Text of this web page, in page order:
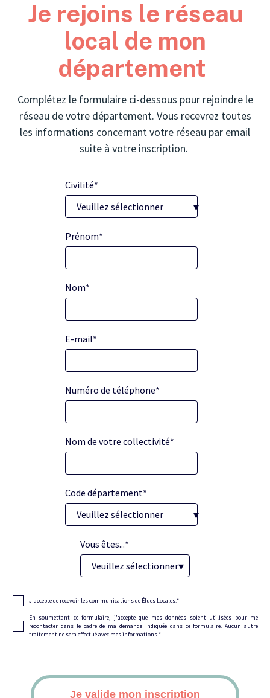
Je rejoins le réseau
local de mon
département
Complétez le formulaire ci-dessous pour rejoindre le
réseau de votre département. Vous recevrez toutes
les informations concernant votre réseau par email
suite à votre inscription.
Civilité*
Prénom*
Nom*
E-mail*
Numéro de téléphone*
Nom de votre collectivité*
Code département*
Vous êtes...*
J'accepte de recevoir les communications de Élues Locales.*
En soumettant ce formulaire, j'accepte que mes données soient utilisées pour me
recontacter dans le cadre de ma demande indiquée dans ce formulaire. Aucun autre
traitement ne sera effectué avec mes informations.*